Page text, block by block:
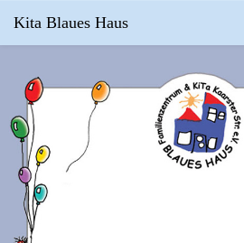
Kita Blaues Haus